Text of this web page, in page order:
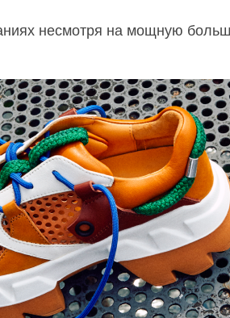
несмотря на мощную